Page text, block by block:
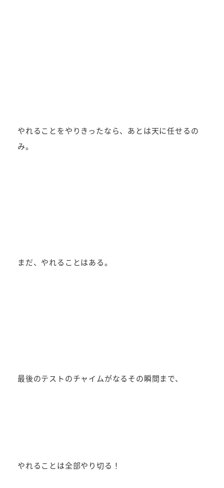
やれることをやりきったなら、あとは天に任せるの
み。
まだ、やれることはある。
最後のテストのチャイムがなるその瞬間まで、
やれることは全部やり切る！